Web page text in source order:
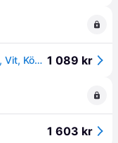
Taklampor Nordlux, Oja Smart, dimbara, Vit, Kök, Plast 1 089 kr
1 603 kr